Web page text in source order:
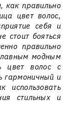
как правильно
цвет волос,
себя и
стоит бояться
правильно
модным
цвет волос с
гармоничный и
стильных и